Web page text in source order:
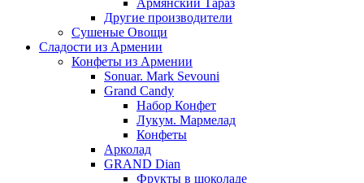
Армянский Тараз
Другие производители
Сушеные Овощи
Сладости из Армении
Конфеты из Армении
Sonuar. Mark Sevouni
Grand Candy
Набор Конфет
Лукум. Мармелад
Конфеты
Арколад
GRAND Dian
Фрукты в шоколаде